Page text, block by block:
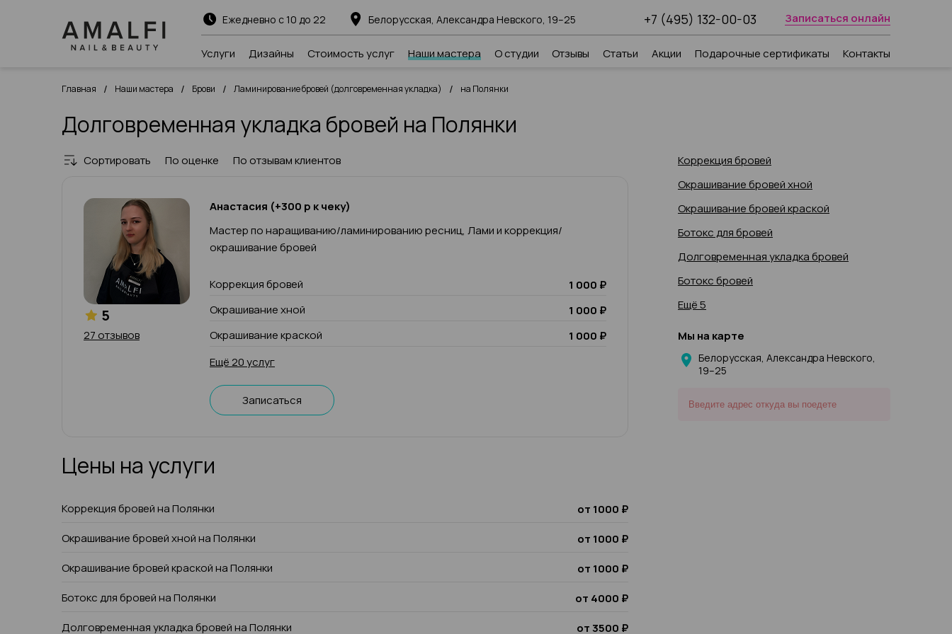
Ежедневно с 10 до 22 Белорусская, Александра Невского, 19–25 +7 (495) 132-00-03 Записаться онлайн
Услуги Дизайны Стоимость услуг Наши мастера О студии Отзывы Статьи Акции Подарочные сертификаты Контакты
Главная / Наши мастера / Брови / Ламинирование бровей (долговременная укладка) / на Полянки
Долговременная укладка бровей на Полянки
Сортировать По оценке По отзывам клиентов
5
27 отзывов
Анастасия (+300 р к чеку)
Мастер по наращиванию/ламинированию ресниц, Лами и коррекция/
окрашивание бровей
Коррекция бровей
1 000 ₽
Окрашивание хной
1 000 ₽
Окрашивание краской
1 000 ₽
Ещё 20 услуг
Записаться
Цены на услуги
Коррекция бровей на Полянки
от 1000 ₽
Окрашивание бровей хной на Полянки
от 1000 ₽
Окрашивание бровей краской на Полянки
от 1000 ₽
Ботокс для бровей на Полянки
от 4000 ₽
Долговременная укладка бровей на Полянки
от 3500 ₽
Коррекция бровей
Окрашивание бровей хной
Окрашивание бровей краской
Ботокс для бровей
Долговременная укладка бровей
Ботокс бровей
Ещё 5
Мы на карте
Белорусская, Александра Невского,
19–25